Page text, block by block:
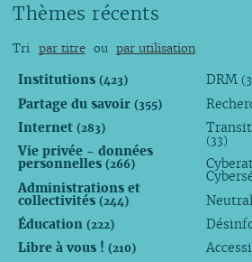
Thèmes récents
Tri par titre ou par utilisation
Institutions (423)
Partage du savoir (355)
Internet (283)
Vie privée - données
personnelles (266)
Administrations et
collectivités (244)
Éducation (222)
Libre à vous ! (210)
DRM
(33)